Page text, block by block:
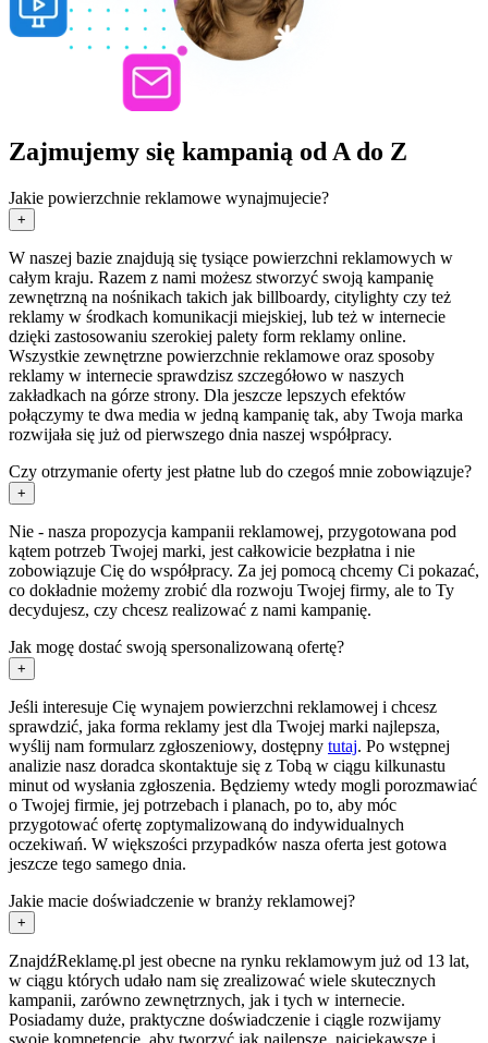
Zajmujemy się kampanią od A do Z
Jakie powierzchnie reklamowe wynajmujecie?
+
W naszej bazie znajdują się tysiące powierzchni reklamowych w
całym kraju. Razem z nami możesz stworzyć swoją kampanię
zewnętrzną na nośnikach takich jak billboardy, citylighty czy też
reklamy w środkach komunikacji miejskiej, lub też w internecie
dzięki zastosowaniu szerokiej palety form reklamy online.
Wszystkie zewnętrzne powierzchnie reklamowe oraz sposoby
reklamy w internecie sprawdzisz szczegółowo w naszych
zakładkach na górze strony. Dla jeszcze lepszych efektów
połączymy te dwa media w jedną kampanię tak, aby Twoja marka
rozwijała się już od pierwszego dnia naszej współpracy.
Czy otrzymanie oferty jest płatne lub do czegoś mnie zobowiązuje?
+
Nie - nasza propozycja kampanii reklamowej, przygotowana pod
kątem potrzeb Twojej marki, jest całkowicie bezpłatna i nie
zobowiązuje Cię do współpracy. Za jej pomocą chcemy Ci pokazać,
co dokładnie możemy zrobić dla rozwoju Twojej firmy, ale to Ty
decydujesz, czy chcesz realizować z nami kampanię.
Jak mogę dostać swoją spersonalizowaną ofertę?
+
Jeśli interesuje Cię wynajem powierzchni reklamowej i chcesz
sprawdzić, jaka forma reklamy jest dla Twojej marki najlepsza,
wyślij nam formularz zgłoszeniowy, dostępny tutaj. Po wstępnej
analizie nasz doradca skontaktuje się z Tobą w ciągu kilkunastu
minut od wysłania zgłoszenia. Będziemy wtedy mogli porozmawiać
o Twojej firmie, jej potrzebach i planach, po to, aby móc
przygotować ofertę zoptymalizowaną do indywidualnych
oczekiwań. W większości przypadków nasza oferta jest gotowa
jeszcze tego samego dnia.
Jakie macie doświadczenie w branży reklamowej?
+
ZnajdźReklamę.pl jest obecne na rynku reklamowym już od 13 lat,
w ciągu których udało nam się zrealizować wiele skutecznych
kampanii, zarówno zewnętrznych, jak i tych w internecie.
Posiadamy duże, praktyczne doświadczenie i ciągle rozwijamy
swoje kompetencje, aby tworzyć jak najlepsze, najciekawsze i